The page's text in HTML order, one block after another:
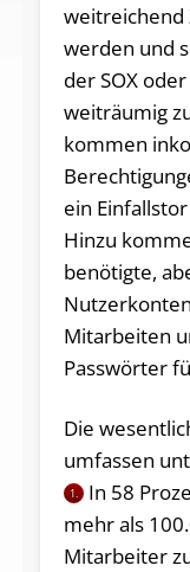
weitreichend
werden und
der SOX
weiträumig
kommen
ein
Hinzu
benötigte,
Mitarbeiten
Passwörter
Die
umfassen
1.
In 58
mehr als
Mitarbeiter